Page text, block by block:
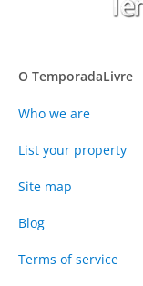
O TemporadaLivre
Who we are
List your property
Site map
Blog
Terms of service